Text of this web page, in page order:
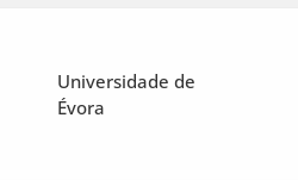
Universidade de
Évora